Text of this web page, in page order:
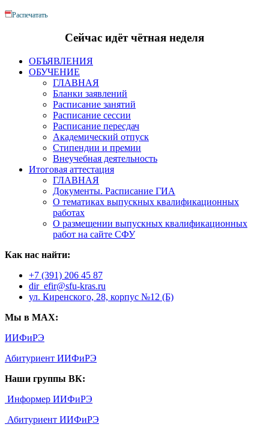
Распечатать
Сейчас идёт чётная неделя
ОБЪЯВЛЕНИЯ
ОБУЧЕНИЕ
ГЛАВНАЯ
Бланки заявлений
Расписание занятий
Расписание сессии
Расписание пересдач
Академический отпуск
Стипендии и премии
Внеучебная деятельность
Итоговая аттестация
ГЛАВНАЯ
Документы. Расписание ГИА
О тематиках выпускных квалификационных
работах
О размещении выпускных квалификационных
работ на сайте СФУ
Как нас найти:
+7 (391) 206 45 87
dir_efir@sfu-kras.ru
ул. Киренского, 28, корпус №12 (Б)
Мы в MAX:
ИИФиРЭ
Абитуриент ИИФиРЭ
Наши группы ВК:
Информер ИИФиРЭ
Абитуриент ИИФиРЭ